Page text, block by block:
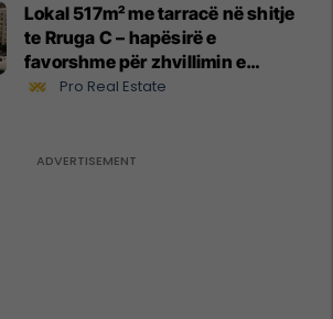
Lokal 517m² me tarracë në shitje
te Rruga C – hapësirë e
favorshme për zhvillimin e
biznesit #15796
Pro Real Estate